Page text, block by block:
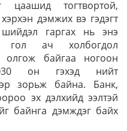
тогтвортой,
дэмжих вэ гэдэгт
гаргах нь энэ
гол ач холбогдол
байгаа ногоон
он гэхэд нийт
зорьж байна. Банк,
эх дэлхийд ээлтэй
байнга дэмждэг байх